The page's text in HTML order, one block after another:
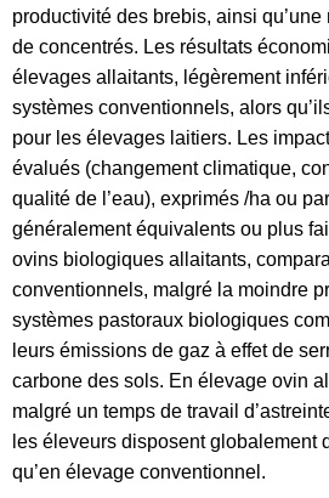
productivité des brebis, ainsi
de concentrés. Les résultats
élevages allaitants, légèrement
systèmes conventionnels, alors
pour les élevages laitiers. Les
évalués (changement climatique,
qualité de l’eau), exprimés /ha ou
généralement équivalents ou plus
ovins biologiques allaitants,
conventionnels, malgré la moindre
systèmes pastoraux biologiques
leurs émissions de gaz à effet de
carbone des sols. En élevage ovin
malgré un temps de travail
les éleveurs disposent globalement
qu’en élevage conventionnel.